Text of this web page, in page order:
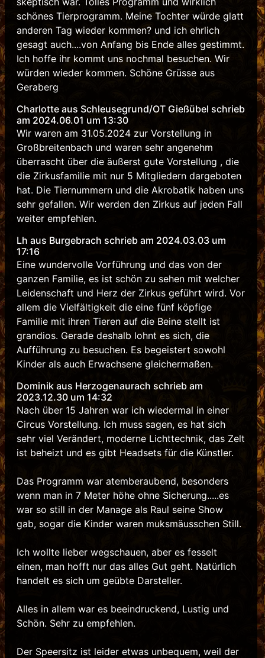
schönes Tierprogramm. Meine Tochter würde glatt
anderen Tag wieder kommen? und ich ehrlich
gesagt auch....von Anfang bis Ende alles gestimmt.
Ich hoffe ihr kommt uns nochmal besuchen. Wir
würden wieder kommen. Schöne Grüsse aus
Geraberg
Charlotte aus Schleusegrund/OT Gießübel schrieb
am 2024.06.01 um 13:30
Wir waren am 31.05.2024 zur Vorstellung in
Großbreitenbach und waren sehr angenehm
überrascht über die äußerst gute Vorstellung , die
die Zirkusfamilie mit nur 5 Mitgliedern dargeboten
hat. Die Tiernummern und die Akrobatik haben uns
sehr gefallen. Wir werden den Zirkus auf jeden Fall
weiter empfehlen.
Lh aus Burgebrach schrieb am 2024.03.03 um
17:16
Eine wundervolle Vorführung und das von der
ganzen Familie, es ist schön zu sehen mit welcher
Leidenschaft und Herz der Zirkus geführt wird. Vor
allem die Vielfältigkeit die eine fünf köpfige
Familie mit ihren Tieren auf die Beine stellt ist
grandios. Gerade deshalb lohnt es sich, die
Aufführung zu besuchen. Es begeistert sowohl
Kinder als auch Erwachsene gleichermaßen.
Dominik aus Herzogenaurach schrieb am
2023.12.30 um 14:32
Nach über 15 Jahren war ich wiedermal in einer
Circus Vorstellung. Ich muss sagen, es hat sich
sehr viel Verändert, moderne Lichttechnik, das Zelt
ist beheizt und es gibt Headsets für die Künstler.
Das Programm war atemberaubend, besonders
wenn man in 7 Meter höhe ohne Sicherung.....es
war so still in der Manage als Raul seine Show
gab, sogar die Kinder waren muksmäusschen Still.
Ich wollte lieber wegschauen, aber es fesselt
einen, man hofft nur das alles Gut geht. Natürlich
handelt es sich um geübte Darsteller.
Alles in allem war es beeindruckend, Lustig und
Schön. Sehr zu empfehlen.
Der Speersitz ist leider etwas unbequem, weil der